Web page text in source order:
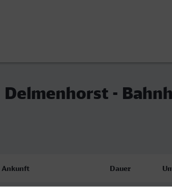
Delmenhorst -
Ankunft Dauer